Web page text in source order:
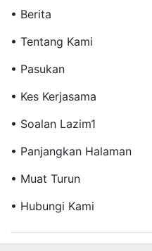
• Berita
• Tentang Kami
• Pasukan
• Kes Kerjasama
• Soalan Lazim1
• Panjangkan Halaman
• Muat Turun
• Hubungi Kami